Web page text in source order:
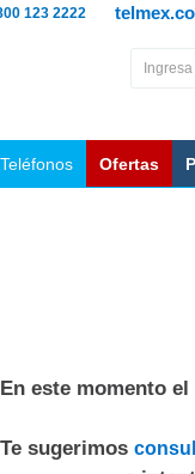
123 2222
Teléfonos Ofertas
En este momento
Te sugerimos